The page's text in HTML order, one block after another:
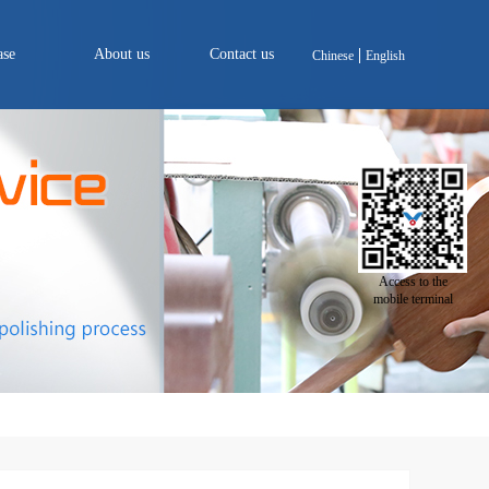
Chinese English
About us Contact us
Access to the
mobile terminal